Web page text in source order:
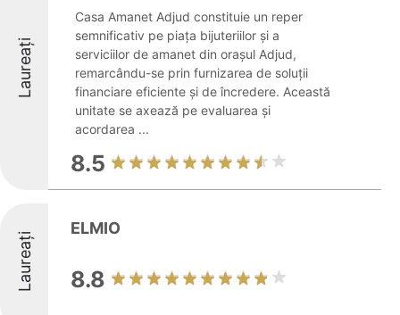
Laureați
Casa Amanet Adjud constituie un reper
semnificativ pe piața bijuteriilor și a
serviciilor de amanet din orașul Adjud,
remarcându-se prin furnizarea de soluții
financiare eficiente și de încredere. Această
unitate se axează pe evaluarea și
acordarea ...
8.5
Laureați
ELMIO
8.8